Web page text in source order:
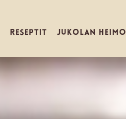
RESEPTIT JUKOLAN HEIMO